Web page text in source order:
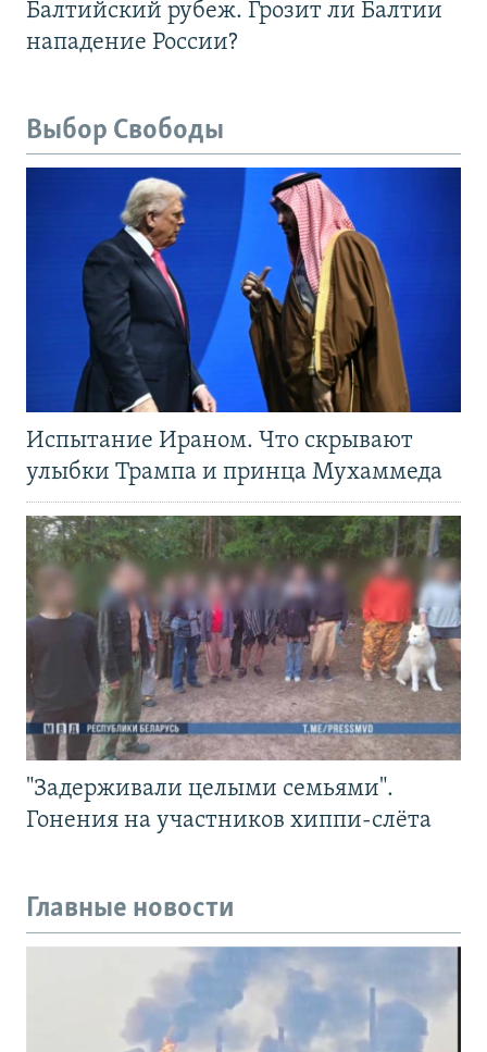
Балтийский рубеж. Грозит ли Балтии
нападение России?
Выбор Свободы
Испытание Ираном. Что скрывают
улыбки Трампа и принца Мухаммеда
"Задерживали целыми семьями".
Гонения на участников хиппи-слёта
Главные новости